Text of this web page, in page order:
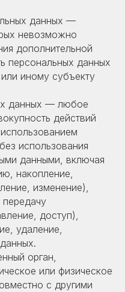
данных —
невозможно
дополнительной
персональных данных
иному субъекту
данных — любое
действий
использования
данными, включая
накопление,
изменение),
передачу
доступ),
удаление,
орган,
или физическое
с другими